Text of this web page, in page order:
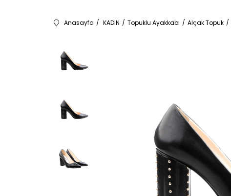
Anasayfa KADIN Topuklu Ayakkabı Alçak Topuk